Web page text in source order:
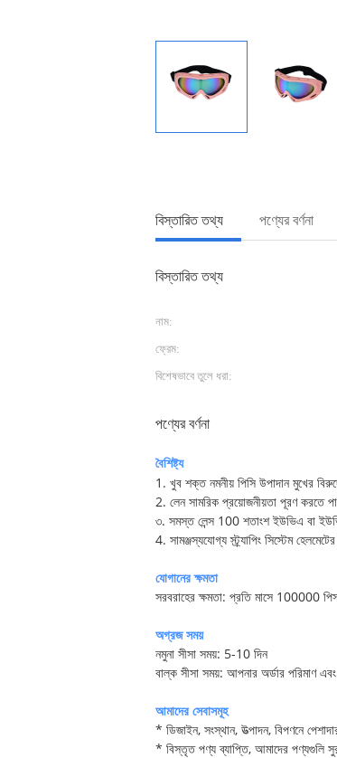
বিস্তারিত তথ্য পণ্যের বর্ণনা
বিস্তারিত তথ্য
নাম:
ফ্রেম:
বিশেষভাবে তুলে ধরা:
পণ্যের বর্ণনা
বৈশিষ্ট্য
1. খুব শক্ত নমনীয় পিসি উপাদান মুখের
2. লেন সামরিক প্রয়োজনীয়তা পূরণ করতে
৩. সমস্ত লেন্স 100 শতাংশ ইউভিএ বা
4. সামঞ্জস্যযোগ্য স্ট্র্যাপিং সিস্টেম
যোগানের ক্ষমতা
সরবরাহের ক্ষমতা: প্রতি মাসে 100000
অগ্রজ সময়
নমুনা সীসা সময়: 5-10 দিন
বাল্ক সীসা সময়: আপনার অর্ডার পরিমাণ
আমাদের সেবাসমূহ
* ডিজাইন, সংস্থান, উত্পাদন, বিপণনে
* বিস্তৃত পণ্য ব্যাপ্তি, আমাদের পণ্যগুলি